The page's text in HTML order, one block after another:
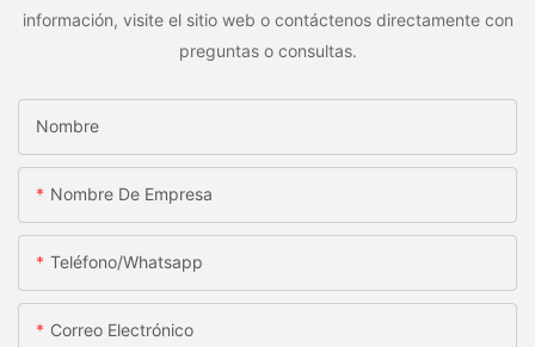
información, visite el sitio web o contáctenos directamente con
preguntas o consultas.
Nombre
Nombre De Empresa
Teléfono/whatsapp
Correo Electrónico